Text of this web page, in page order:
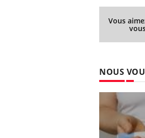
Vous
NOUS
carence en fer sont